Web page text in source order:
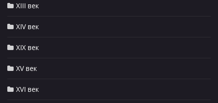
XIII век
XIV век
XIX век
XV век
XVI век